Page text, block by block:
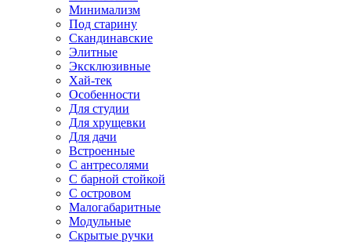
Минимализм
Под старину
Скандинавские
Элитные
Эксклюзивные
Хай-тек
Особенности
Для студии
Для хрущевки
Для дачи
Встроенные
С антресолями
С барной стойкой
С островом
Малогабаритные
Модульные
Скрытые ручки